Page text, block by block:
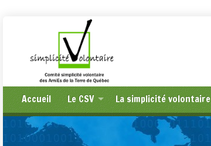
Accueil Le CSV La simplicité volontaire